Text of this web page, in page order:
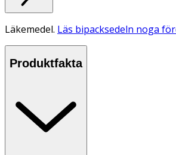
Läkemedel. Läs bipacksedeln noga
Produktfakta